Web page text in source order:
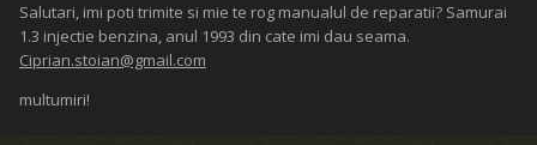
Salutari, imi poti trimite si mie te rog manualul de reparatii? Samurai
1.3 injectie benzina, anul 1993 din cate imi dau seama.
Ciprian.stoian@gmail.com
multumiri!